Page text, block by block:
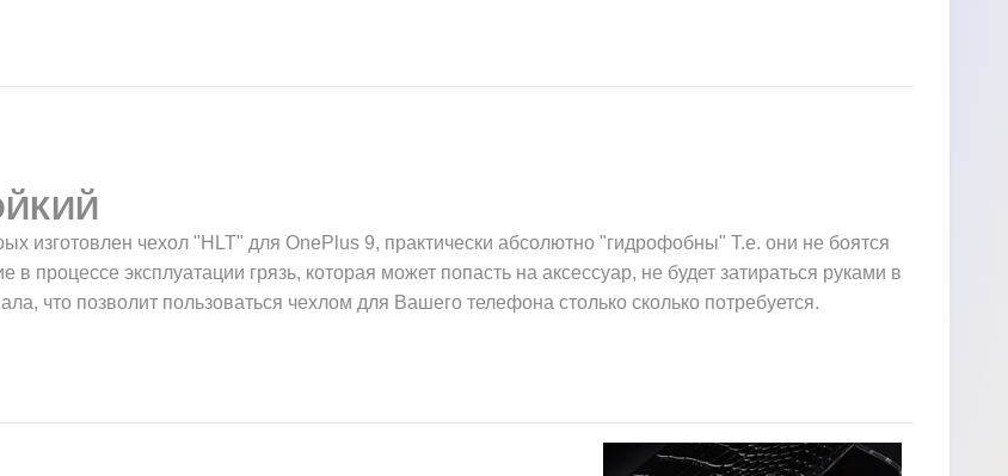
изготовлен чехол "HLT" для OnePlus 9, практически абсолютно "гидрофобны" Т.е. они не боятся
в процессе эксплуатации грязь, которая может попасть на аксессуар, не будет затираться руками в
что позволит пользоваться чехлом для Вашего телефона столько сколько потребуется.